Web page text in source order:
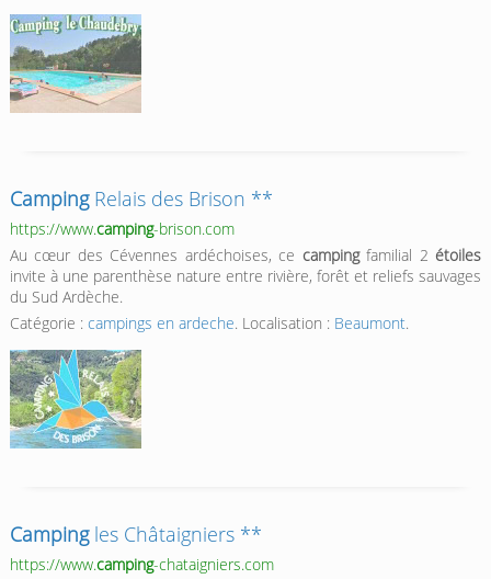
CampingRelais des Brison **
https://www.camping-brison.com
Au cœur des Cévennes ardéchoises, ce campingfamilial 2étoiles
invite à une parenthèse nature entre rivière, forêt et reliefs sauvages
du Sud Ardèche.
Catégorie : campings en ardeche. Localisation : Beaumont.
Campingles Châtaigniers **
https://www.camping-chataigniers.com